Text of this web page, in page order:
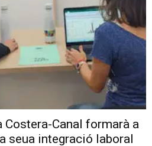
Canal formarà a
seua integració laboral